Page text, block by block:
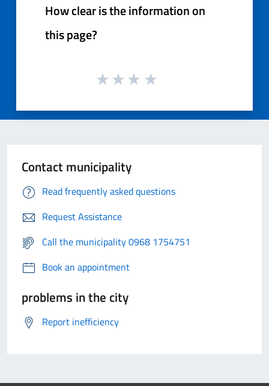
How clear is the information on
this page?
Contact municipality
Read frequently asked questions
Request Assistance
Call the municipality 0968 1754751
Book an appointment
problems in the city
Report inefficiency